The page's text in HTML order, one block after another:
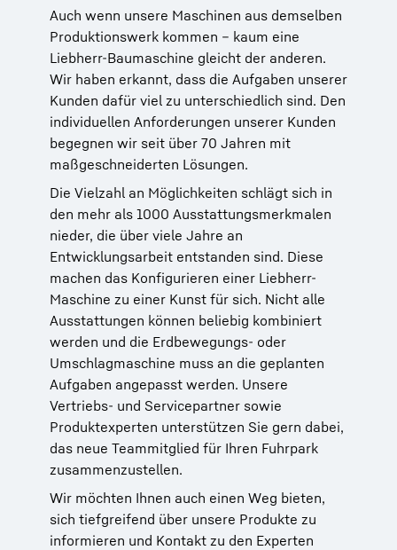
Auch wenn unsere Maschinen aus demselben
Produktionswerk kommen – kaum eine
Liebherr-Baumaschine gleicht der anderen.
Wir haben erkannt, dass die Aufgaben unserer
Kunden dafür viel zu unterschiedlich sind. Den
individuellen Anforderungen unserer Kunden
begegnen wir seit über 70 Jahren mit
maßgeschneiderten Lösungen.
Die Vielzahl an Möglichkeiten schlägt sich in
den mehr als 1000 Ausstattungsmerkmalen
nieder, die über viele Jahre an
Entwicklungsarbeit entstanden sind. Diese
machen das Konfigurieren einer Liebherr-
Maschine zu einer Kunst für sich. Nicht alle
Ausstattungen können beliebig kombiniert
werden und die Erdbewegungs- oder
Umschlagmaschine muss an die geplanten
Aufgaben angepasst werden. Unsere
Vertriebs- und Servicepartner sowie
Produktexperten unterstützen Sie gern dabei,
das neue Teammitglied für Ihren Fuhrpark
zusammenzustellen.
Wir möchten Ihnen auch einen Weg bieten,
sich tiefgreifend über unsere Produkte zu
informieren und Kontakt zu den Experten